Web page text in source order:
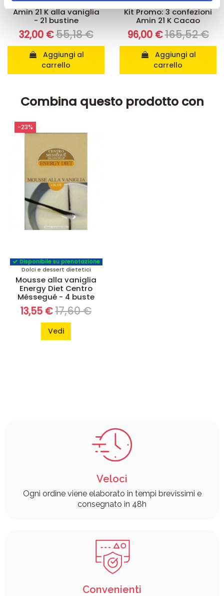
pubblicità e social media, i quali potrebbero combinarle
con altre informazioni che ha fornito loro o che hanno
raccolto dal suo utilizzo dei loro servizi.
Integratori per dimagrire
Amin 21 K alla vaniglia
- 21 bustine
32,00 €55,18 €
carrello
Kit dimagranti - Diete rapide
Kit Promo: 3 confezioni
Amin 21 K Cacao
96,00 €165,52 €
carrello
Combina questo prodotto con
Disponibile su prenotazione
Dolci e dessert dietetici
Mousse alla vaniglia
Energy Diet Centro
Méssegué - 4 buste
13,55 €17,60 €
Vedi
-23%
Veloci
Ogni ordine viene elaborato in tempi brevissimi e
consegnato in 48h
Convenienti